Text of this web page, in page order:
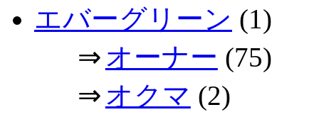
エバーグリーン (1)
⇒ オーナー (75)
⇒ オクマ (2)